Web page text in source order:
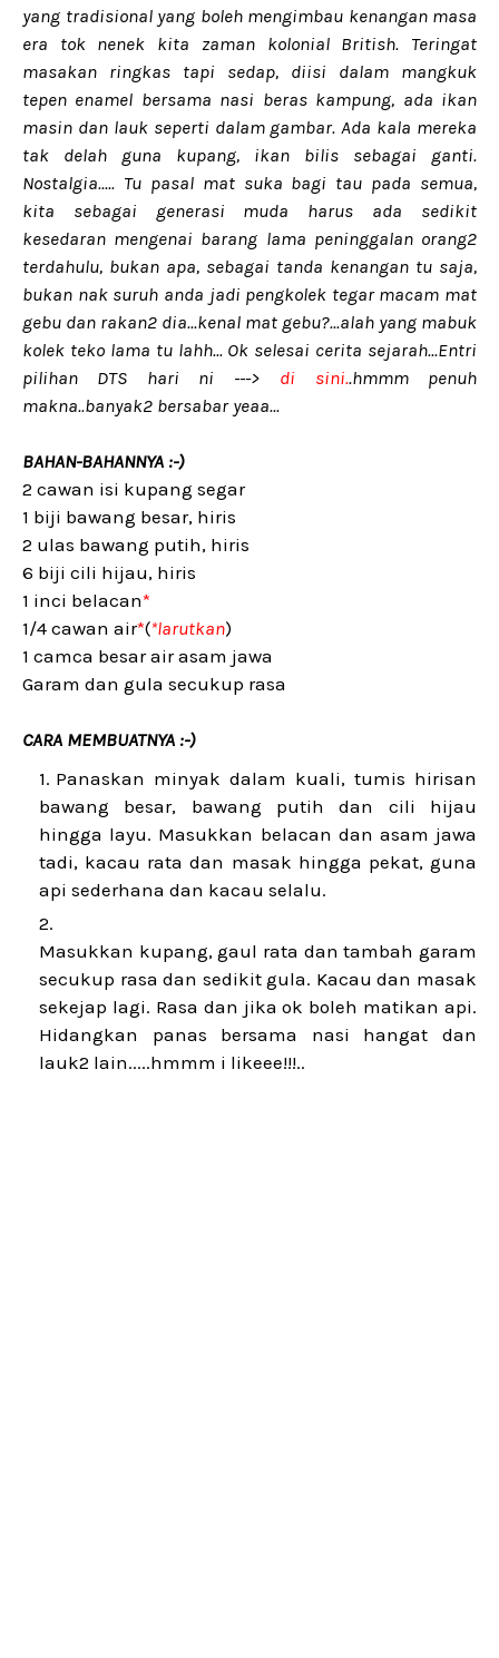
yang tradisional yang boleh mengimbau kenangan masa
era tok nenek kita zaman kolonial British. Teringat
masakan ringkas tapi sedap, diisi dalam mangkuk
tepen enamel bersama nasi beras kampung, ada ikan
masin dan lauk seperti dalam gambar. Ada kala mereka
tak delah guna kupang, ikan bilis sebagai ganti.
Nostalgia..... Tu pasal mat suka bagi tau pada semua,
kita sebagai generasi muda harus ada sedikit
kesedaran mengenai barang lama peninggalan orang2
terdahulu, bukan apa, sebagai tanda kenangan tu saja,
bukan nak suruh anda jadi pengkolek tegar macam mat
gebu dan rakan2 dia...kenal mat gebu?...alah yang mabuk
kolek teko lama tu lahh... Ok selesai cerita sejarah...Entri
pilihan DTS hari ni ---> di sini..hmmm penuh
makna..banyak2 bersabar yeaa...
BAHAN-BAHANNYA :-)
2 cawan isi kupang segar
1 biji bawang besar, hiris
2 ulas bawang putih, hiris
6 biji cili hijau, hiris
1 inci belacan*
1/4 cawan air*(*larutkan)
1 camca besar air asam jawa
Garam dan gula secukup rasa
CARA MEMBUATNYA :-)
Panaskan minyak dalam kuali, tumis hirisan
bawang besar, bawang putih dan cili hijau
hingga layu. Masukkan belacan dan asam jawa
tadi, kacau rata dan masak hingga pekat, guna
api sederhana dan kacau selalu.
Masukkan kupang, gaul rata dan tambah garam
secukup rasa dan sedikit gula. Kacau dan masak
sekejap lagi. Rasa dan jika ok boleh matikan api.
Hidangkan panas bersama nasi hangat dan
lauk2 lain.....hmmm i likeee!!!..